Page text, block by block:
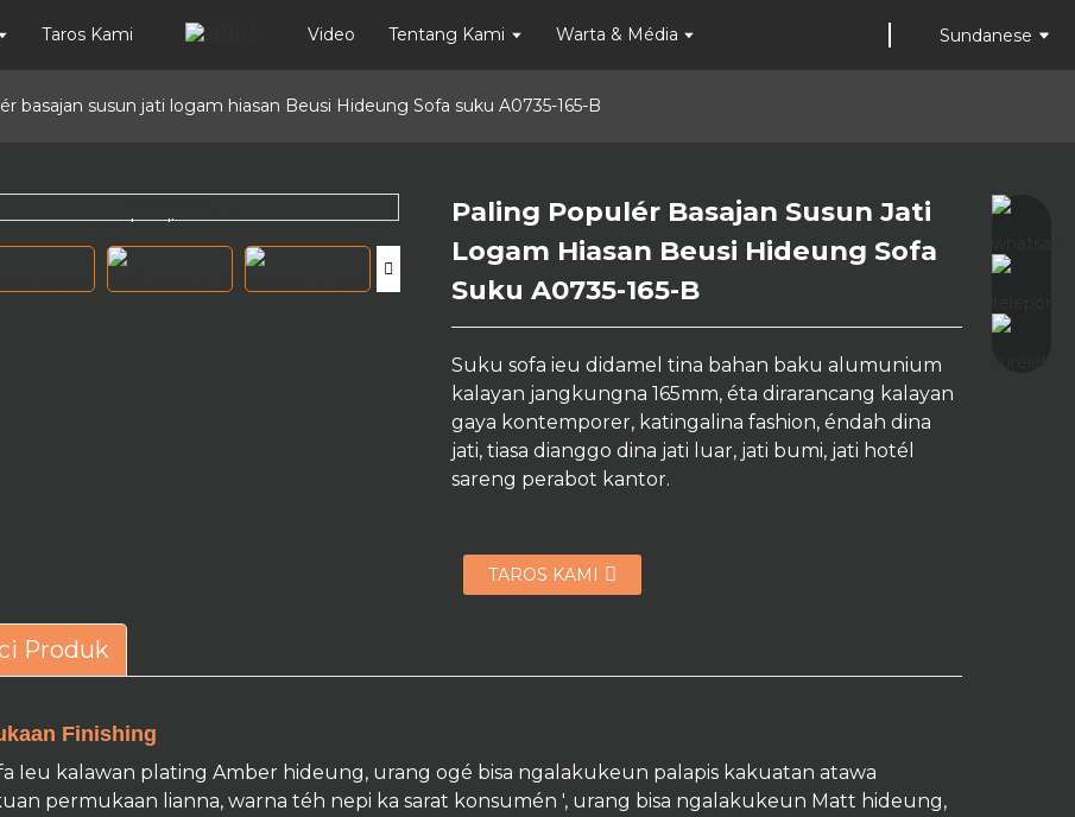
Taros Kami Video Tentang Kami Warta & Média Sundanese
basajan susun jati logam hiasan Beusi Hideung Sofa suku A0735-165-B
Loading...
Loading... Loading...
Loading...
Paling Populér Basajan Susun Jati
Logam Hiasan Beusi Hideung Sofa
Suku A0735-165-B
Suku sofa ieu didamel tina bahan baku alumunium
kalayan jangkungna 165mm, éta dirarancang kalayan
gaya kontemporer, katingalina fashion, éndah dina
jati, tiasa dianggo dina jati luar, jati bumi, jati hotél
sareng perabot kantor.
TAROS KAMI
Produk
Finishing
Ieu kalawan plating Amber hideung, urang ogé bisa ngalakukeun palapis kakuatan atawa
permukaan lianna, warna téh nepi ka sarat konsumén ', urang bisa ngalakukeun Matt hideung,